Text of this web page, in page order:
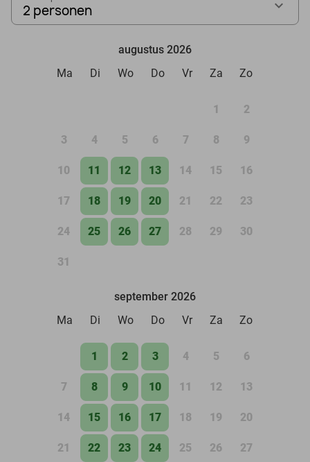
2 personen
augustus 2026
Ma
Di Wo Do Vr Za Zo
1 2
3 4 5 6 7 8 9
10 11 12 13 14 15 16
17 18 19 20 21 22 23
24 25 26 27 28 29 30
31
september 2026
Ma
Di Wo Do Vr Za Zo
1 2 3 4 5 6
7 8 9 10 11 12 13
14 15 16 17 18 19 20
21 22 23 24 25 26 27